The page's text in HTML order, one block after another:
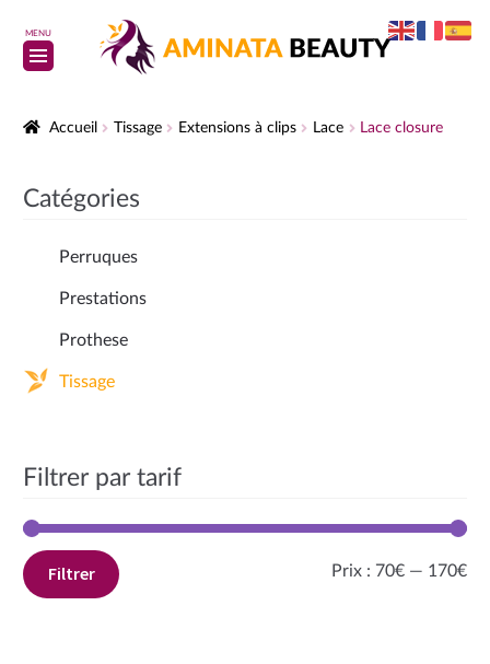
MENU
Accueil Tissage Extensions à clips Lace Lace closure
Catégories
Perruques
Prestations
Prothese
Tissage
Filtrer par tarif
Filtrer Prix : 70€ — 170€